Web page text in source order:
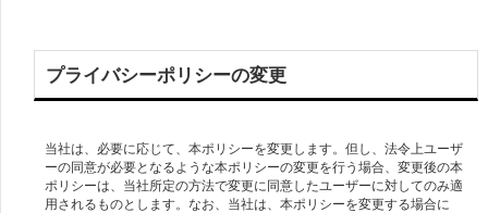
プライバシーポリシーの変更
当社は、必要に応じて、本ポリシーを変更します。但し、法令上ユーザ
ーの同意が必要となるような本ポリシーの変更を行う場合、変更後の本
ポリシーは、当社所定の方法で変更に同意したユーザーに対してのみ適
用されるものとします。なお、当社は、本ポリシーを変更する場合に